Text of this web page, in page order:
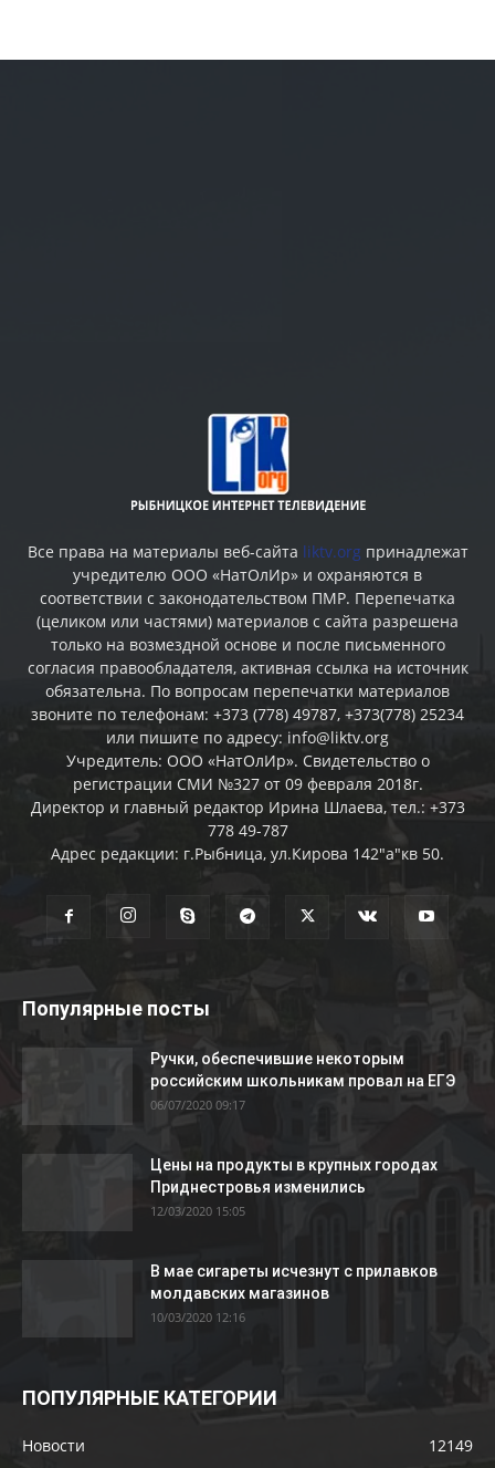
Все права на материалы веб-сайта liktv.org принадлежат
учредителю ООО «НатОлИр» и охраняются в
соответствии с законодательством ПМР. Перепечатка
(целиком или частями) материалов c сайта разрешена
только на возмездной основе и после письменного
согласия правообладателя, активная ссылка на источник
обязательна. По вопросам перепечатки материалов
звоните по телефонам: +373 (778) 49787, +373(778) 25234
или пишите по адресу: info@liktv.org
Учредитель: ООО «НатОлИр». Свидетельство о
регистрации СМИ №327 от 09 февраля 2018г.
Директор и главный редактор Ирина Шлаева, тел.: +373
778 49-787
Адрес редакции: г.Рыбница, ул.Кирова 142"а"кв 50.
Популярные посты
Ручки, обеспечившие некоторым
российским школьникам провал на ЕГЭ
06/07/2020 09:17
Цены на продукты в крупных городах
Приднестровья изменились
12/03/2020 15:05
В мае сигареты исчезнут с прилавков
молдавских магазинов
10/03/2020 12:16
ПОПУЛЯРНЫЕ КАТЕГОРИИ
Новости 12149